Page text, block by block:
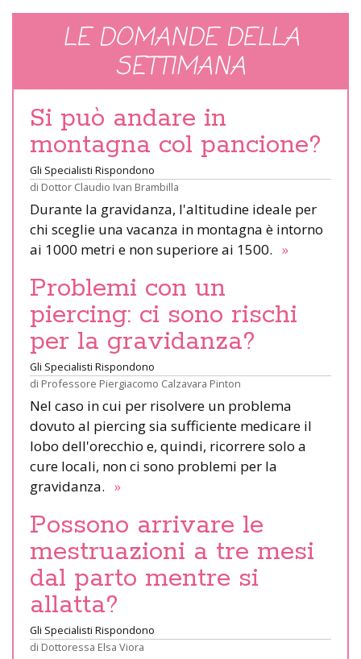
LE DOMANDE DELLA
SETTIMANA
Si può andare in
montagna col pancione?
Gli Specialisti Rispondono
di Dottor Claudio Ivan Brambilla
Durante la gravidanza, l'altitudine ideale per
chi sceglie una vacanza in montagna è intorno
ai 1000 metri e non superiore ai 1500. »
Problemi con un
piercing: ci sono rischi
per la gravidanza?
Gli Specialisti Rispondono
di Professore Piergiacomo Calzavara Pinton
Nel caso in cui per risolvere un problema
dovuto al piercing sia sufficiente medicare il
lobo dell'orecchio e, quindi, ricorrere solo a
cure locali, non ci sono problemi per la
gravidanza. »
Possono arrivare le
mestruazioni a tre mesi
dal parto mentre si
allatta?
Gli Specialisti Rispondono
di Dottoressa Elsa Viora